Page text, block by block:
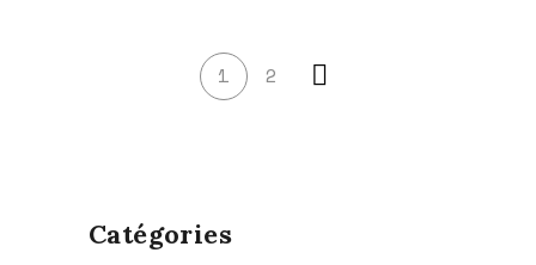
Catégories
1 2